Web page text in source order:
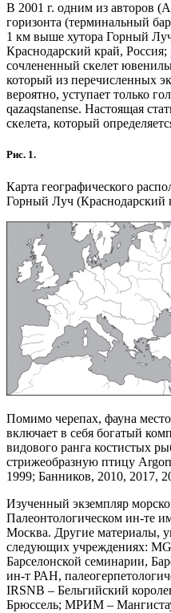
В 2001 г. одним из авторов
горизонта (терминальный
1 км выше хутора Горный
Краснодарский край, Россия;
сочлененный скелет
который из перечисленных
вероятно, уступает только
qazaqstanense. Настоящая
скелета, который
Рис. 1.
Карта географического
Горный Луч (Краснодарский
Помимо черепах, фауна
включает в себя богатый
видового ранга костистых
стрижеобразную птицу
1999; Банников, 2010, 2017,
Изученный экземпляр
Палеонтологическом ин-
Москва. Другие материалы,
следующих учреждениях:
Барселонской семинарии,
ин-т РАН,
IRSNB – Бельгийский
Брюссель; МРИМ –